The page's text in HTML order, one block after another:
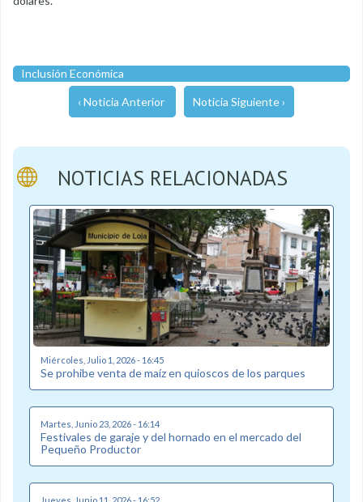
Inclusión Económica
‹ Noticia Anterior Noticia Siguiente ›
NOTICIAS RELACIONADAS
Miércoles, Julio 1, 2026 - 16:45
Se prohibe venta de maíz en quioscos de los parques
Martes, Junio 23, 2026 - 16:14
Festivales de garaje y del hornado en el mercado del
Pequeño Productor